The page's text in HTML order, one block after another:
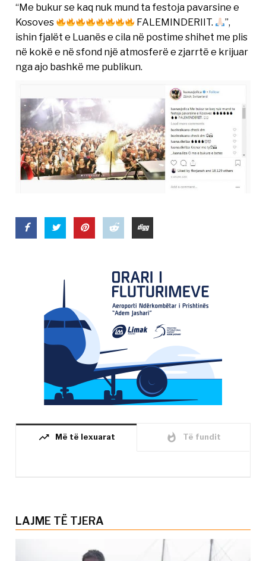
“Me bukur se kaq nuk mund ta festoja pavarsine e
Kosoves
FALEMINDERIIT.
”,
ishin fjalët e Luanës e cila në postime shihet me plis
në kokë e në sfond një atmosferë e zjarrtë e krijuar
nga ajo bashkë me publikun.
trending_up Më të lexuarat whatshot Të fundit
LAJME TË TJERA